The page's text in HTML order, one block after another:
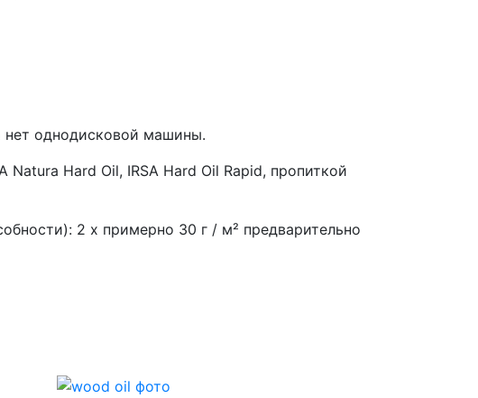
нет однодисковой машины.
Hard Oil, IRSA Hard Oil Rapid, пропиткой
2 x примерно 30 г / м² предварительно